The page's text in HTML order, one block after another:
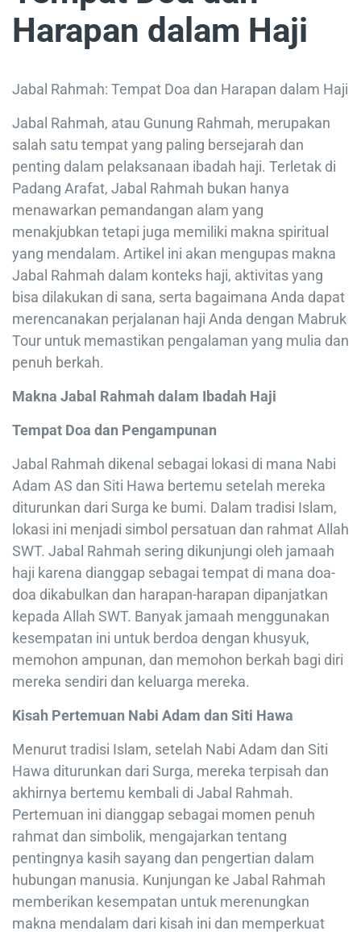
Harapan dalam Haji
Jabal Rahmah: Tempat Doa dan Harapan dalam Haji
Jabal Rahmah, atau Gunung Rahmah, merupakan
salah satu tempat yang paling bersejarah dan
penting dalam pelaksanaan ibadah haji. Terletak di
Padang Arafat, Jabal Rahmah bukan hanya
menawarkan pemandangan alam yang
menakjubkan tetapi juga memiliki makna spiritual
yang mendalam. Artikel ini akan mengupas makna
Jabal Rahmah dalam konteks haji, aktivitas yang
bisa dilakukan di sana, serta bagaimana Anda dapat
merencanakan perjalanan haji Anda dengan Mabruk
Tour untuk memastikan pengalaman yang mulia dan
penuh berkah.
Makna Jabal Rahmah dalam Ibadah Haji
Tempat Doa dan Pengampunan
Jabal Rahmah dikenal sebagai lokasi di mana Nabi
Adam AS dan Siti Hawa bertemu setelah mereka
diturunkan dari Surga ke bumi. Dalam tradisi Islam,
lokasi ini menjadi simbol persatuan dan rahmat Allah
SWT. Jabal Rahmah sering dikunjungi oleh jamaah
haji karena dianggap sebagai tempat di mana doa-
doa dikabulkan dan harapan-harapan dipanjatkan
kepada Allah SWT. Banyak jamaah menggunakan
kesempatan ini untuk berdoa dengan khusyuk,
memohon ampunan, dan memohon berkah bagi diri
mereka sendiri dan keluarga mereka.
Kisah Pertemuan Nabi Adam dan Siti Hawa
Menurut tradisi Islam, setelah Nabi Adam dan Siti
Hawa diturunkan dari Surga, mereka terpisah dan
akhirnya bertemu kembali di Jabal Rahmah.
Pertemuan ini dianggap sebagai momen penuh
rahmat dan simbolik, mengajarkan tentang
pentingnya kasih sayang dan pengertian dalam
hubungan manusia. Kunjungan ke Jabal Rahmah
memberikan kesempatan untuk merenungkan
makna mendalam dari kisah ini dan memperkuat